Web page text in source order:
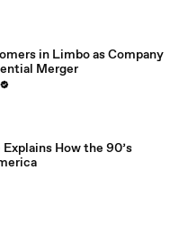
in Limbo as Company
Merger
How the 90’s